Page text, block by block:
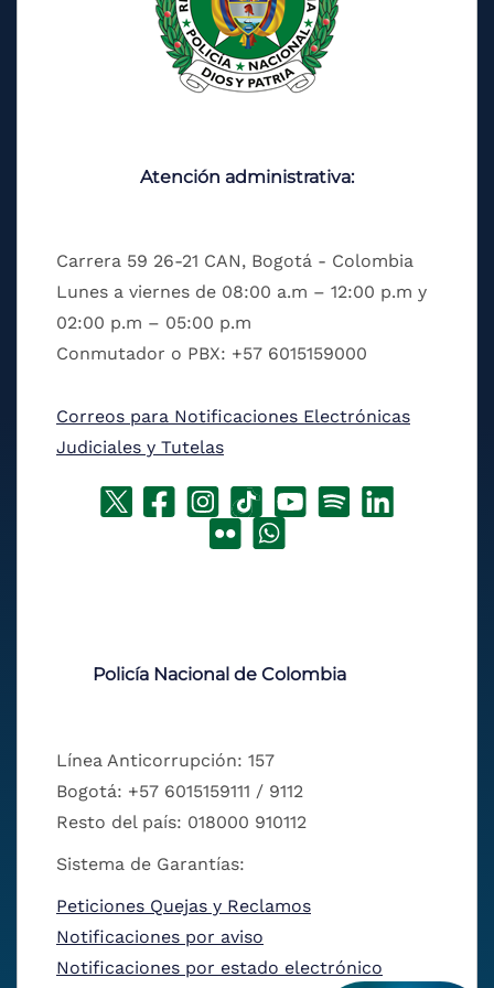
Atención administrativa:
Carrera 59 26-21 CAN, Bogotá - Colombia
Lunes a viernes de 08:00 a.m – 12:00 p.m y
02:00 p.m – 05:00 p.m
Conmutador o PBX: +57 6015159000
Correos para Notificaciones Electrónicas
Judiciales y Tutelas
Policía Nacional de Colombia
Línea Anticorrupción: 157
Bogotá: +57 6015159111 / 9112
Resto del país: 018000 910112
Sistema de Garantías:
Peticiones Quejas y Reclamos
Notificaciones por aviso
Notificaciones por estado electrónico